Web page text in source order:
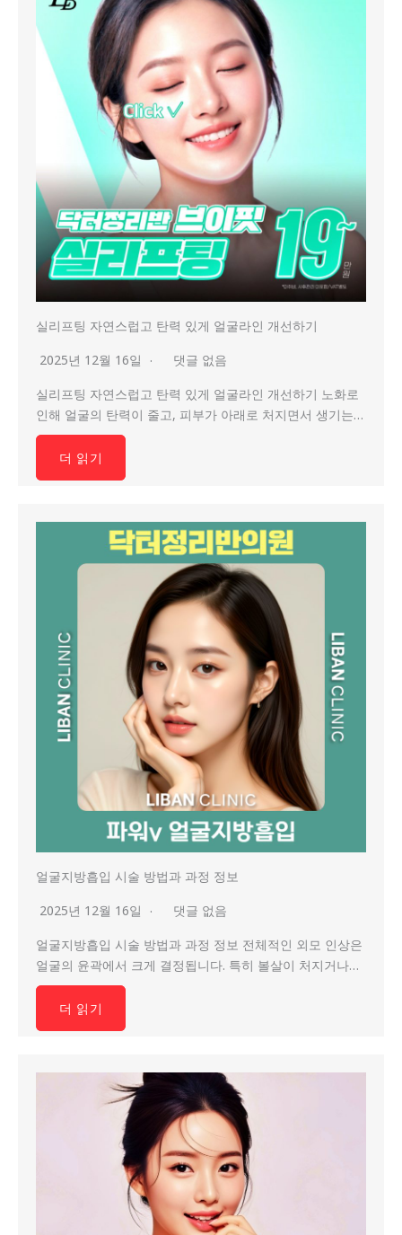
실리프팅 자연스럽고 탄력 있게 얼굴라인 개선하기
2025년 12월 16일
댓글 없음
실리프팅 자연스럽고 탄력 있게 얼굴라인 개선하기 노화로
인해 얼굴의 탄력이 줄고, 피부가 아래로 처지면서 생기는…
더 읽기
얼굴지방흡입 시술 방법과 과정 정보
2025년 12월 16일
댓글 없음
얼굴지방흡입 시술 방법과 과정 정보 전체적인 외모 인상은
얼굴의 윤곽에서 크게 결정됩니다. 특히 볼살이 처지거나…
더 읽기